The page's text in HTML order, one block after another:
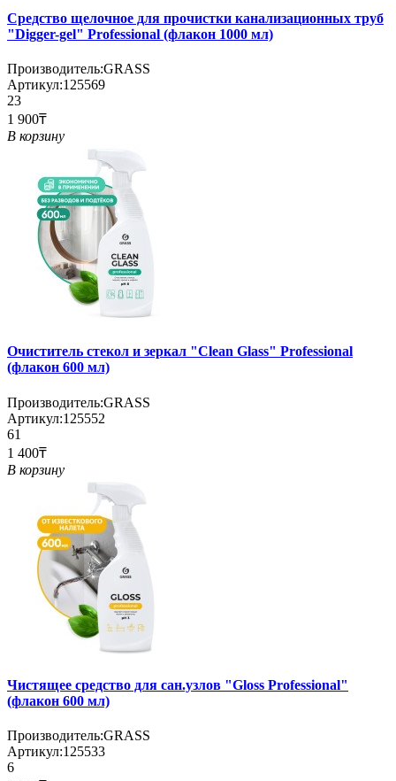
Средство щелочное для прочистки канализационных труб
"Digger-gel" Professional (флакон 1000 мл)
Производитель:GRASS
Артикул:125569
23
1 900₸
В корзину
Очиститель стекол и зеркал "Clean Glass" Professional
(флакон 600 мл)
Производитель:GRASS
Артикул:125552
61
1 400₸
В корзину
Чистящее средство для сан.узлов "Gloss Professional"
(флакон 600 мл)
Производитель:GRASS
Артикул:125533
6